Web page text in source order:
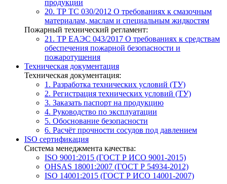
продукции
20. ТР ТС 030/2012 О требованиях к смазочным
материалам, маслам и специальным жидкостям
Пожарный технический регламент:
21. ТР ЕАЭС 043/2017 О требованиях к средствам
обеспечения пожарной безопасности и
пожаротушения
Техническая документация
Техническая документация:
1. Разработка технических условий (ТУ)
2. Регистрация технических условий (ТУ)
3. Заказать паспорт на продукцию
4. Руководство по эксплуатации
5. Обоснование безопасности
6. Расчёт прочности сосудов под давлением
ISO сертификация
Система менеджмента качества:
ISO 9001:2015 (ГОСТ Р ИСО 9001-2015)
OHSAS 18001:2007 (ГОСТ Р 54934-2012)
ISO 14001:2015 (ГОСТ Р ИСО 14001-2007)